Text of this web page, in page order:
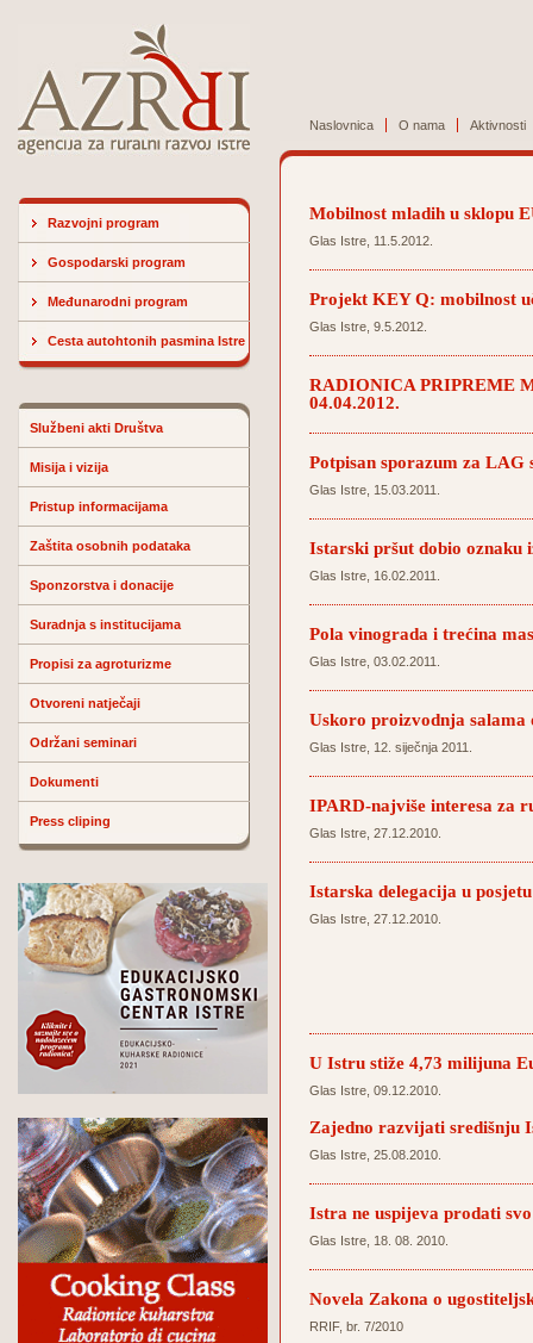
Naslovnica O nama Aktivnosti
Razvojni program
Gospodarski program
Međunarodni program
Cesta autohtonih pasmina Istre
Službeni akti Društva
Misija i vizija
Pristup informacijama
Zaštita osobnih podataka
Sponzorstva i donacije
Suradnja s institucijama
Propisi za agroturizme
Otvoreni natječaji
Održani seminari
Dokumenti
Press cliping
Mobilnost mladih u sklopu
Glas Istre, 11.5.2012.
Projekt KEY Q: mobilnost
Glas Istre, 9.5.2012.
RADIONICA PRIPREME
04.04.2012.
Potpisan sporazum za LAG
Glas Istre, 15.03.2011.
Istarski pršut dobio oznaku
Glas Istre, 16.02.2011.
Pola vinograda i trećina
Glas Istre, 03.02.2011.
Uskoro proizvodnja salama
Glas Istre, 12. siječnja 2011.
IPARD-najviše interesa za
Glas Istre, 27.12.2010.
Istarska delegacija u
Glas Istre, 27.12.2010.
U Istru stiže 4,73 milijuna
Glas Istre, 09.12.2010.
Zajedno razvijati središnju
Glas Istre, 25.08.2010.
Istra ne uspijeva prodati
Glas Istre, 18. 08. 2010.
Novela Zakona o
RRIF, br. 7/2010